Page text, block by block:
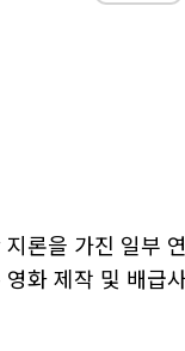
지론을 가진 일부
화 제작 및 배급